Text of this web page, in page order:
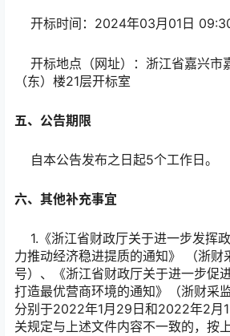
开标时间：2024年03月01日
开标地点（网址）：浙江省嘉兴市
（东）楼21层开标室
五、公告期限
自本公告发布之日起5个工作日。
六、其他补充事宜
1.《浙江省财政厅关于进一步发挥
力推动经济稳进提质的通知》 （浙
号）、《浙江省财政厅关于进一步促
打造最优营商环境的通知》（浙财采
分别于2022年1月29日和2022年2月
关规定与上述文件内容不一致的，按